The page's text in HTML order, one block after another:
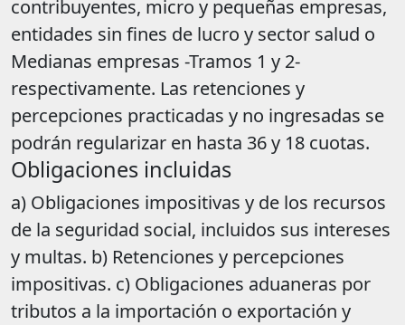
contribuyentes, micro y pequeñas empresas,
entidades sin fines de lucro y sector salud o
Medianas empresas -Tramos 1 y 2-
respectivamente. Las retenciones y
percepciones practicadas y no ingresadas se
podrán regularizar en hasta 36 y 18 cuotas.
Obligaciones incluidas
a) Obligaciones impositivas y de los recursos
de la seguridad social, incluidos sus intereses
y multas. b) Retenciones y percepciones
impositivas. c) Obligaciones aduaneras por
tributos a la importación o exportación y